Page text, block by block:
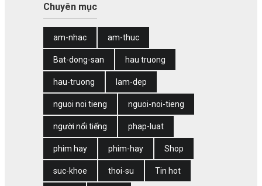
Chuyên mục
am-nhac am-thuc
Bat-dong-san hau truong
hau-truong lam-dep
nguoi noi tieng nguoi-noi-tieng
người nổi tiếng phap-luat
phim hay phim-hay Shop
suc-khoe thoi-su Tin hot